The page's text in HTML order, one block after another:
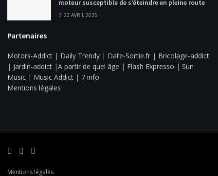
moteur susceptible de s’éteindre en pleine route
22 AVRIL 2025
Partenaires
Motors-Addict | Daily Trendy | Date-Sortie.fr | Bricolage-addict
| Jardin-addict |A partir de quel âge | Flash Expresso | Sun
Music | Music Addict | 7 info
Mentions légales
Mentions légales